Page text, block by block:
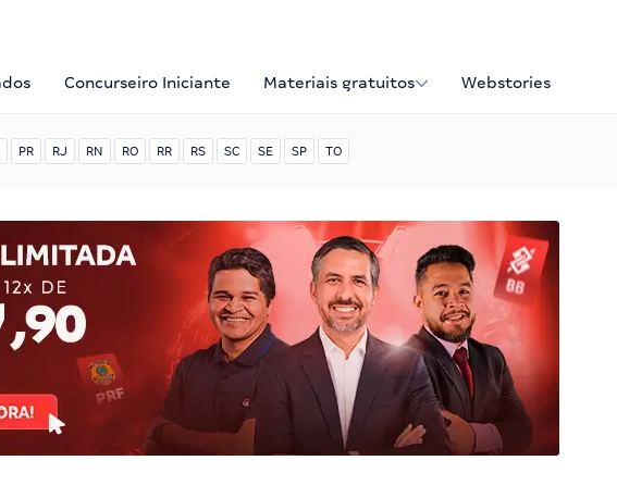
Concurseiro Iniciante Materiais gratuitos Webstories
PR RJ RN RO RR RS SC SE SP TO